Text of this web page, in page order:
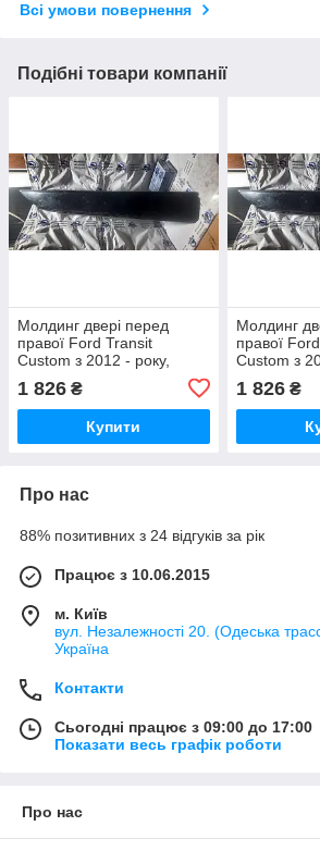
Всі умови повернення
Подібні товари компанії
Молдинг двері перед
правої Ford Transit
Custom з 2012 - року,
1 826 ₴
Купити
Молдинг
правої
Custom з
1 826₴
Про нас
88% позитивних з 24 відгуків за рік
Працює з 10.06.2015
м. Київ
вул. Незалежності 20. (Одеська
Україна
Контакти
Сьогодні працює з 09:00 до 17:00
Показати весь графік роботи
Про нас